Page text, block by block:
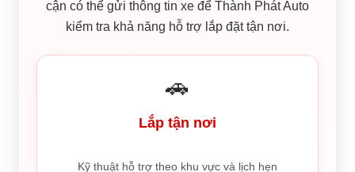
cận có thể gửi thông tin xe để Thành Phát Auto
kiểm tra khả năng hỗ trợ lắp đặt tận nơi.
🚗
Lắp tận nơi
Kỹ thuật hỗ trợ theo khu vực và lịch hẹn